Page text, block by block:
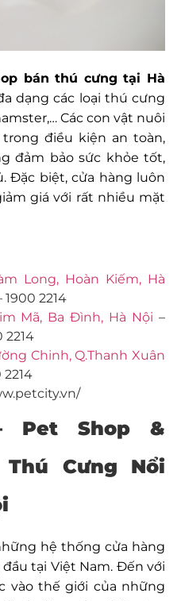
bán thú cưng tại Hà
dạng các loại thú cưng
Các con vật nuôi
điều kiện an toàn,
đảm bảo sức khỏe tốt,
Đặc biệt, cửa hàng luôn
giá với rất nhiều mặt
Long, Hoàn Kiếm, Hà
1900 2214
Mã, Ba Đình, Hà Nội –
2214
Chinh, Q.Thanh Xuân
2214
Pet Shop &
Thú Cưng Nổi
hệ thống cửa hàng
tại Việt Nam. Đến với
vào thế giới của những